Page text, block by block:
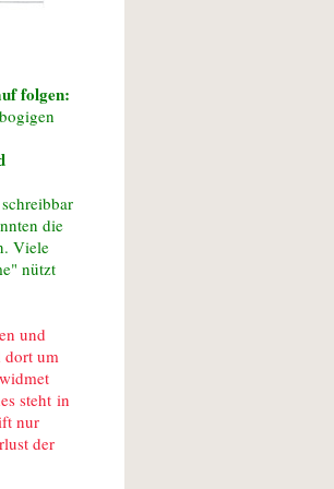
folgen:
die
Viele
nützt
und
dort um
steht in
nur
der